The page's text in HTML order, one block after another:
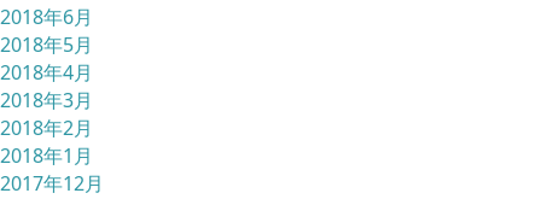
2018年6月
2018年5月
2018年4月
2018年3月
2018年2月
2018年1月
2017年12月